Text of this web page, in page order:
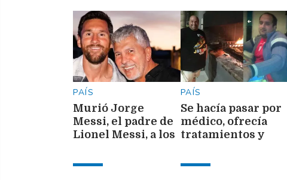
PAÍS
Murió Jorge
Messi, el padre de
Lionel Messi, a los
PAÍS
Se hacía pasar por
médico, ofrecía
tratamientos y
pedido de captura